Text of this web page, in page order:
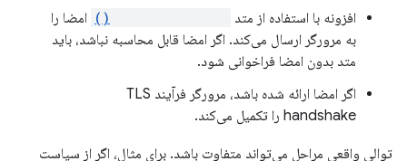
افزونه با استفاده از متد
امضا را
به مرورگر ارسال می‌کند. اگر امضا قابل محاسبه نباشد، باید
متد بدون امضا فراخوانی شود.
اگر امضا ارائه شده باشد، مرورگر فرآیند TLS
handshake را تکمیل می‌کند.
توالی واقعی مراحل می‌تواند متفاوت باشد. برای مثال، اگر از سیاست